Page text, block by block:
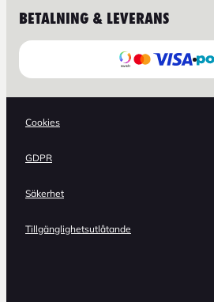
BETALNING & LEVERANS
Cookies
GDPR
Säkerhet
Tillgänglighetsutlåtande